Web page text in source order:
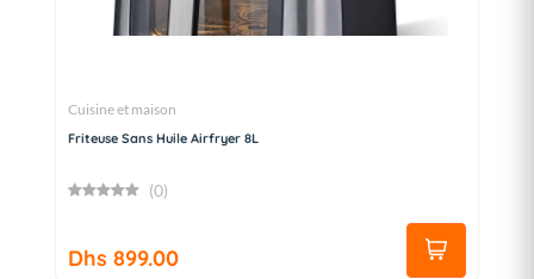
Cuisine et maison
Friteuse Sans Huile Airfryer 8L
(0)
Dhs 899.00